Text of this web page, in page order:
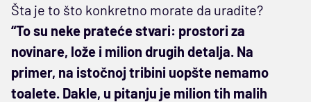
Šta je to što konkretno morate da uradite?
“To su neke prateće stvari: prostori za
novinare, lože i milion drugih detalja. Na
primer, na istočnoj tribini uopšte nemamo
toalete. Dakle, u pitanju je milion tih malih